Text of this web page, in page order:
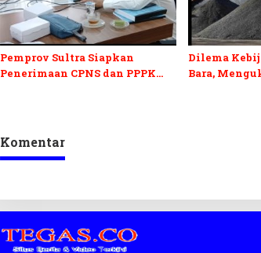
Pemprov Sultra Siapkan
Penerimaan CPNS dan PPPK
Dilema
Bara,
Komentar